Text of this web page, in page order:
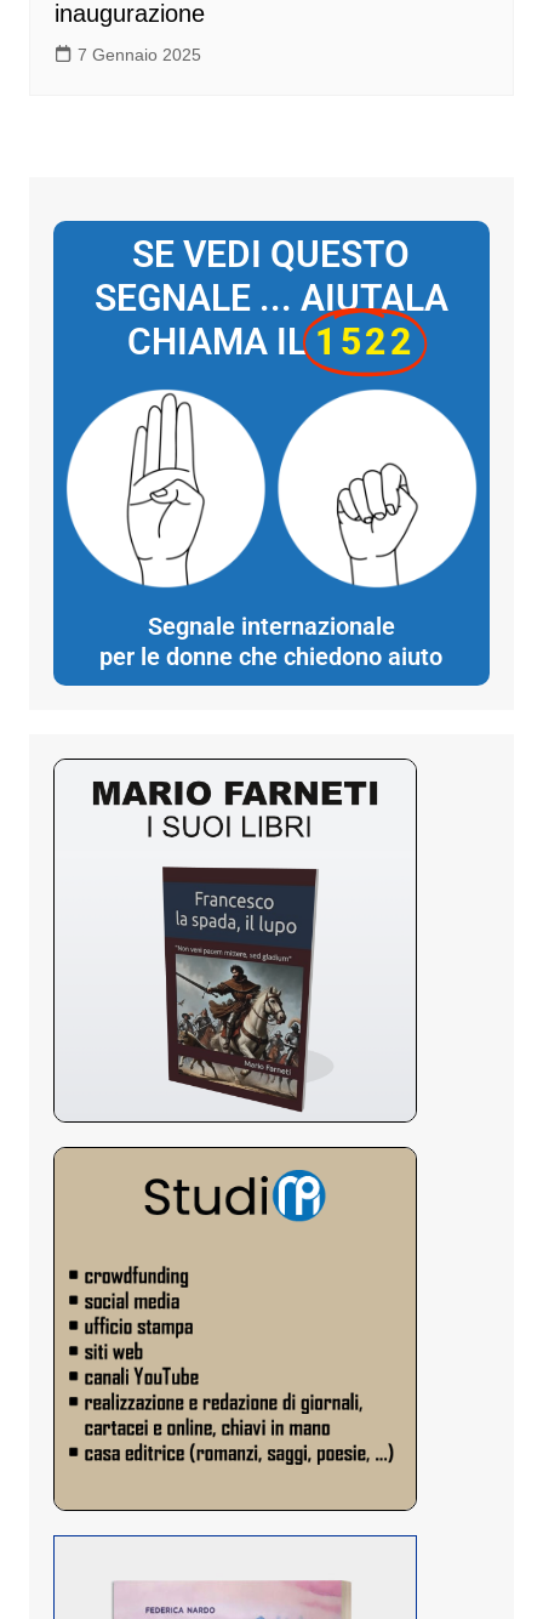
inaugurazione
7 Gennaio 2025
SE VEDI QUESTO
SEGNALE ... AIUTALA
CHIAMA IL1522
Segnale internazionale
per le donne che chiedono aiuto